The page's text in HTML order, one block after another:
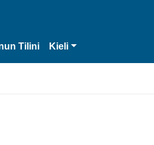
Tilini Kieli